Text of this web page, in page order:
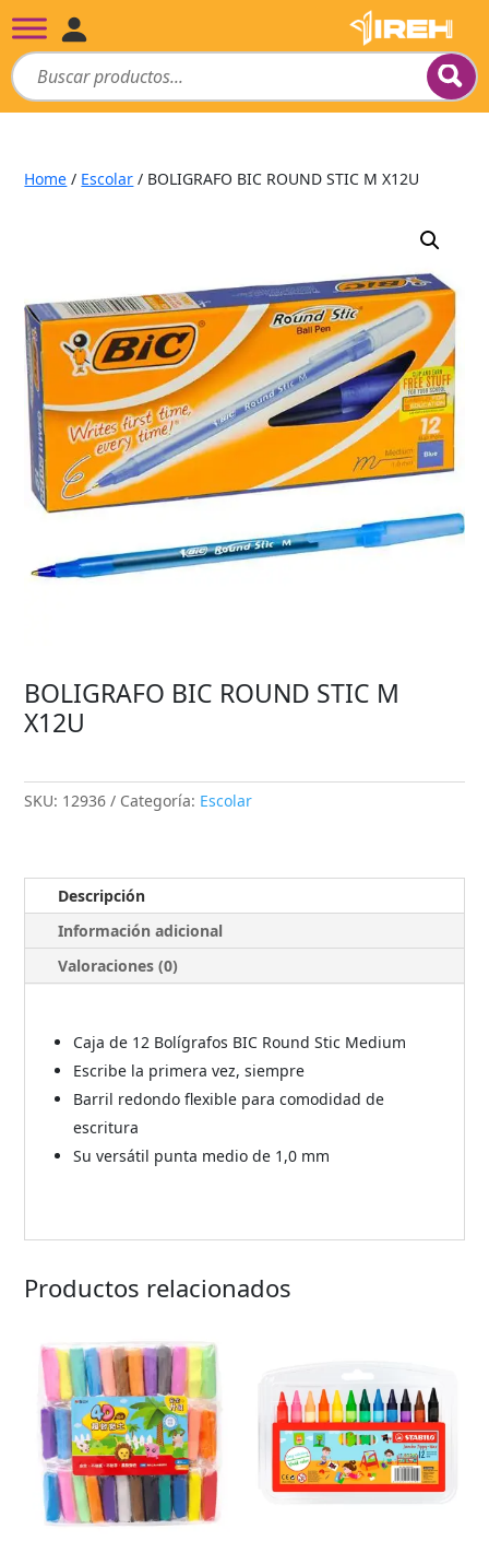
Home / Escolar / BOLIGRAFO BIC ROUND STIC M X12U
BOLIGRAFO BIC ROUND STIC M
X12U
SKU: 12936 Categoría: Escolar
Descripción
Información adicional
Valoraciones (0)
Caja de 12 Bolígrafos BIC Round Stic Medium
Escribe la primera vez, siempre
Barril redondo flexible para comodidad de
escritura
Su versátil punta medio de 1,0 mm
Productos relacionados